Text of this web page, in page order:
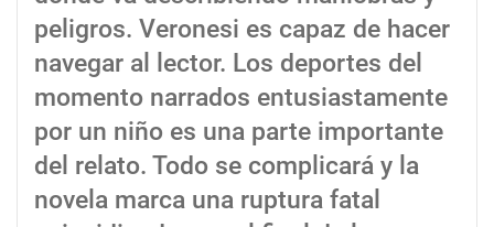
peligros. Veronesi es capaz de hacer
navegar al lector. Los deportes del
momento narrados entusiastamente
por un niño es una parte importante
del relato. Todo se complicará y la
novela marca una ruptura fatal